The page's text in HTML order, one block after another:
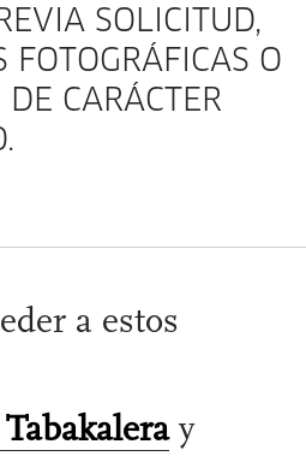
SOLICITUD,
FOTOGRÁFICAS O
CARÁCTER
a estos
y